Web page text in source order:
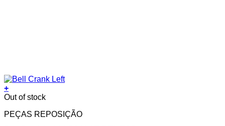
+
Out of stock
PEÇAS REPOSIÇÃO